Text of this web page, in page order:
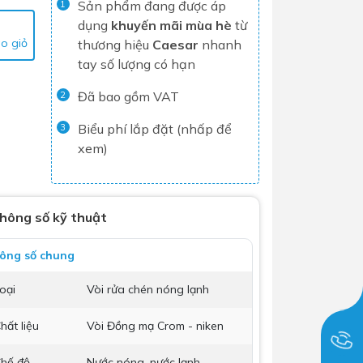
Tủ lạnh
Máy rửa chén
Nồi chiên không dầu
Nồi cơm điện
Gia dụng
Lộc Nghi Cần Thơ – Chuyên
Nghiệp và Tận Tâm
Dịch Vụ Lắp Đặt Thiết Bị Ngành
Nghiệp & Uy Tín
Dịch Vụ Lắp Đặt Sen Vòi và Phụ
Chuyên Nghiệp và Tận Tâm
giỏ
1
Sản phẩm đang được áp
dụng khuyến mãi mùa hè từ
thương hiệu Caesar nhanh
tay số lượng có hạn
2 Đã bao gồm VAT
3
Biểu phí lắp đặt (nhấp để
xem)
số kỹ thuật
số chung
Vòi rửa chén nóng lạnh
liệu Vòi Đồng mạ Crom - niken